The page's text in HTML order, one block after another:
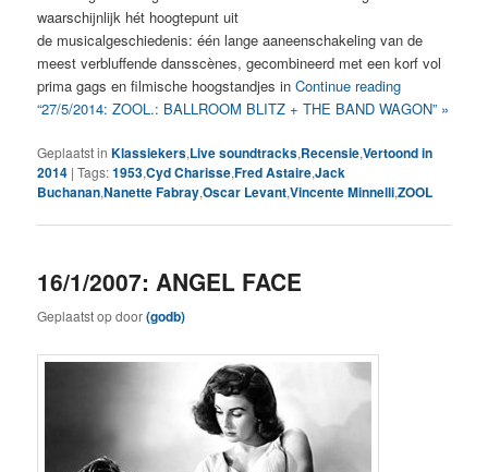
waarschijnlijk hét hoogtepunt uit
de musicalgeschiedenis: één lange aaneenschakeling van de
meest verbluffende dansscènes, gecombineerd met een korf vol
prima gags en filmische hoogstandjes inContinue reading
“27/5/2014: ZOOL.: BALLROOM BLITZ + THE BAND WAGON” »
Geplaatst in Klassiekers,Live soundtracks,Recensie,Vertoond in
2014 |Tags:1953,Cyd Charisse,Fred Astaire,Jack
Buchanan,Nanette Fabray,Oscar Levant,Vincente Minnelli,ZOOL
16/1/2007: ANGEL FACE
Geplaatst opdoor(godb)